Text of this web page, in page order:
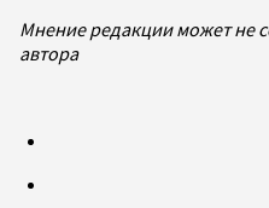
Мнение редакции может не
автора